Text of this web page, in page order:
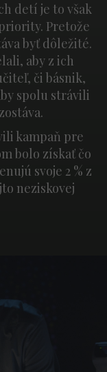
detí je to však
Pretože
byť dôležité.
aby z ich
či básnik,
spolu strávili
kampaň pre
bolo získať čo
svoje 2 % z
neziskovej